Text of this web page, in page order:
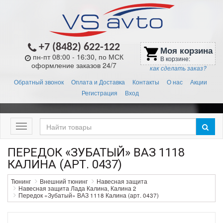
+7 (8482) 622-122
пн-пт 08:00 - 16:30, по МСК
оформление заказов 24/7
shopping_cart Моя корзина
В корзине:
как сделать заказ?
Обратный звонок Оплата и Доставка Контакты О нас
Акции
Регистрация
Вход
Меню
ПЕРЕДОК «ЗУБАТЫЙ» ВАЗ 1118
КАЛИНА (АРТ. 0437)
Тюнинг Внешний тюнинг
Навесная защита
Навесная защита Лада Калина, Калина 2
Передок «Зубатый» ВАЗ 1118 Калина (арт. 0437)